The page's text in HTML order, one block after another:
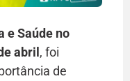
e Saúde no
abril , foi
de